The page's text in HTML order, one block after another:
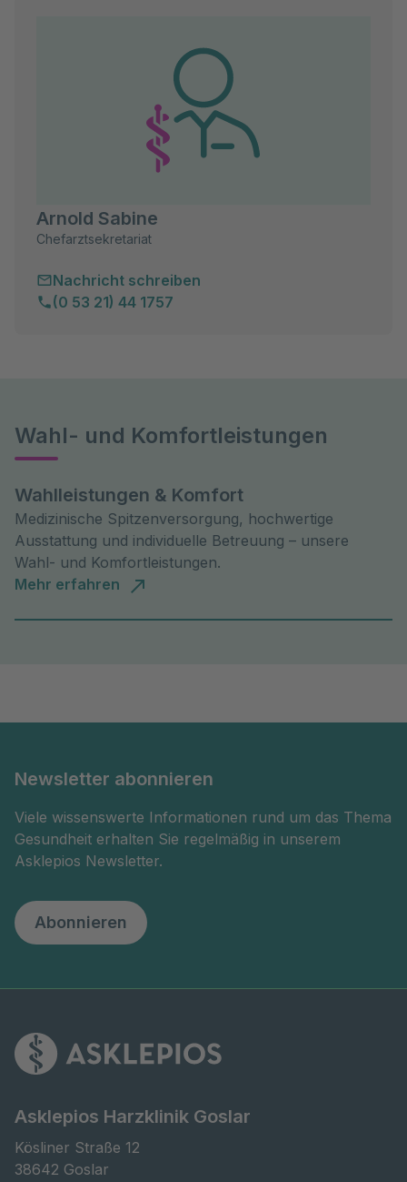
Arnold Sabine
Chefarztsekretariat
Nachricht schreiben
(0 53 21) 44 1757
Wahl- und Komfortleistungen
Wahlleistungen & Komfort
Medizinische Spitzenversorgung, hochwertige
Ausstattung und individuelle Betreuung – unsere
Wahl- und Komfortleistungen.
Mehr erfahren
Newsletter abonnieren
Viele wissenswerte Informationen rund um das Thema
Gesundheit erhalten Sie regelmäßig in unserem
Asklepios Newsletter.
Abonnieren
Asklepios Harzklinik Goslar
Kösliner Straße 12
38642 Goslar